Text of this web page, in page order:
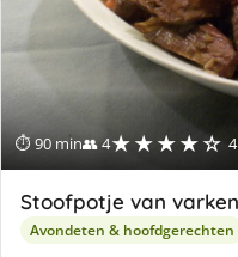
⏱ 90 min👥 4★★★★☆
Stoofpotje van
Avondeten & hoofdgerechten